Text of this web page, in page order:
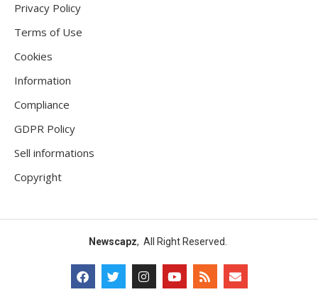
Privacy Policy
Terms of Use
Cookies
Information
Compliance
GDPR Policy
Sell informations
Copyright
Newscapz, All Right Reserved.